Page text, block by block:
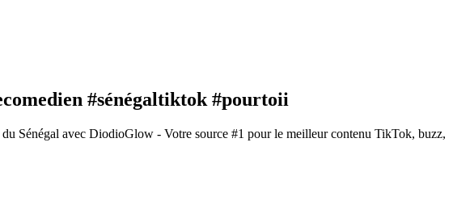
#sénégaltiktok #pourtoii
Sénégal avec DiodioGlow - Votre source #1 pour le meilleur contenu TikTok, buzz,